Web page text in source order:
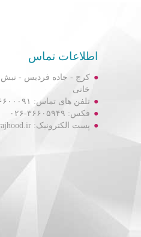
اطلاعات تماس
خانی
تلفن های تماس: ۳۶۶۰۰۰۹۱-۰۲۶ - ۳۶۶۰۲۷۴۰-۰۲۶
فکس: ۳۶۶۰۵۹۴۹-۰۲۶
پست الکترونیک: info@karajhood.ir